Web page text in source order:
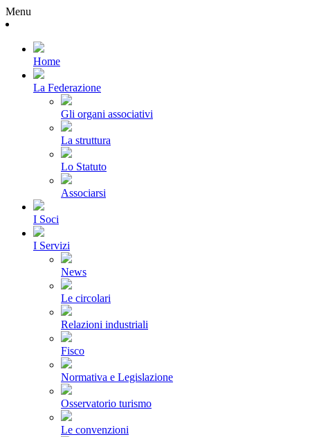
Menu
Home
La Federazione
Gli organi associativi
La struttura
Lo Statuto
Associarsi
I Soci
I Servizi
News
Le circolari
Relazioni industriali
Fisco
Normativa e Legislazione
Osservatorio turismo
Le convenzioni